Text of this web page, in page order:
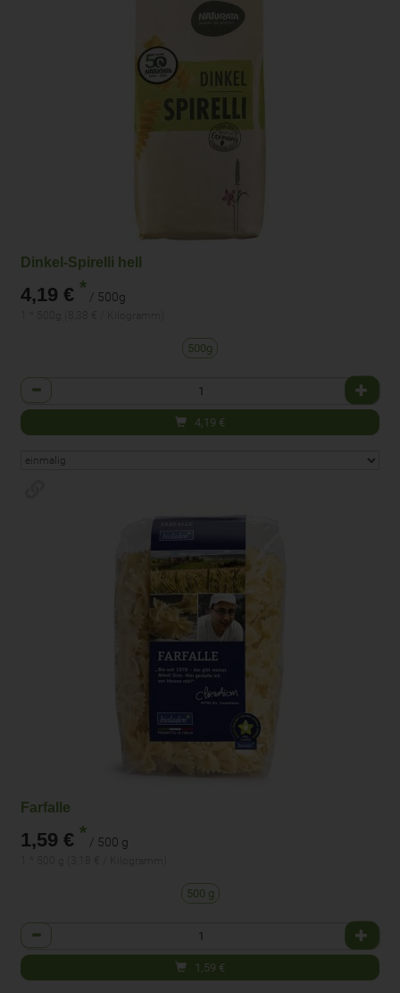
Dinkel-Spirelli hell
4,19 € * / 500g
500g
Anzahl
4,19 €
Farfalle
1,59 € * / 500 g
500 g
Anzahl
1,59 €